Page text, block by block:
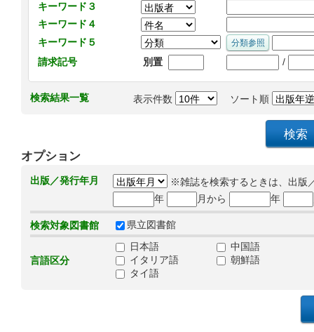
キーワード３
キーワード４
キーワード５
請求記号
別置 /
検索結果一覧 表示件数 ソート順
オプション
出版／発行年月
※雑誌を検索するときは、出版
年
月から 年
検索対象図書館 県立図書館
言語区分
日本語
中国語
イタリア語
朝鮮語
タイ語